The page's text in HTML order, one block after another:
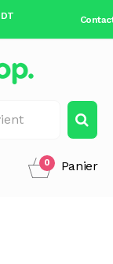
Panier
0